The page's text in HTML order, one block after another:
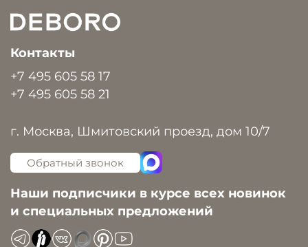
Контакты
+7 495 605 58 17
+7 495 605 58 21
г. Москва, Шмитовский проезд, дом 10/7
Обратный звонок
Наши подписчики в курсе всех новинок
и специальных предложений